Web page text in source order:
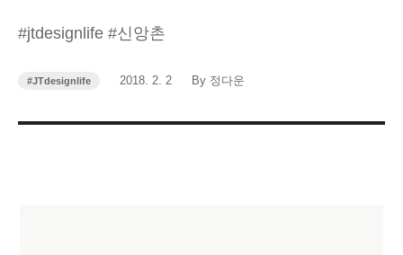
#jtdesignlife #신앙촌
카
리
#JTdesignlife
작
2018. 2. 2
작
By 정다운